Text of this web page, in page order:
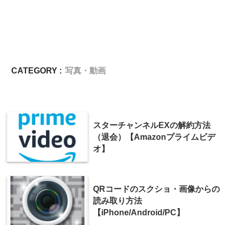
CATEGORY : 写真・動画
スターチャンネルEXの解約方法
（退会）【Amazonプライムビデ
オ】
QRコードのスクショ・画像からの
読み取り方法
【iPhone/Android/PC】